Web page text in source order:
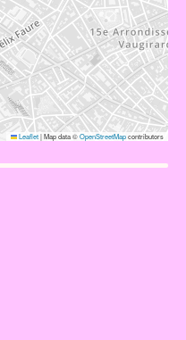
Leaflet|Map data ©OpenStreetMapcontributors